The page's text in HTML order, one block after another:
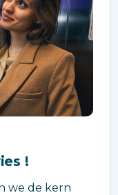
!
we de kern